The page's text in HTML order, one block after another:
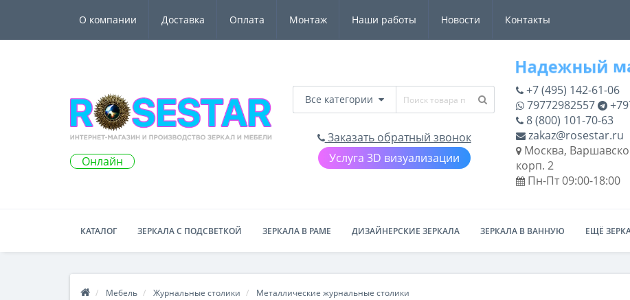
О компании Доставка Оплата Монтаж Наши работы Новости Контакты
Онлайн
Все категории
Заказать обратный звонок
Услуга 3D визуализации
+7 (495) 142-61-06
79772982557
8 (800) 101-70-63
zakaz@rosestar.ru
Москва,
корп. 2
Пн-Пт 09:00-18:00
КАТАЛОГ ЗЕРКАЛА С ПОДСВЕТКОЙ ЗЕРКАЛА В РАМЕ ДИЗАЙНЕРСКИЕ ЗЕРКАЛА ЗЕРКАЛА В ВАННУЮ ЕЩЁ
Мебель Журнальные столики
Металлические журнальные столики